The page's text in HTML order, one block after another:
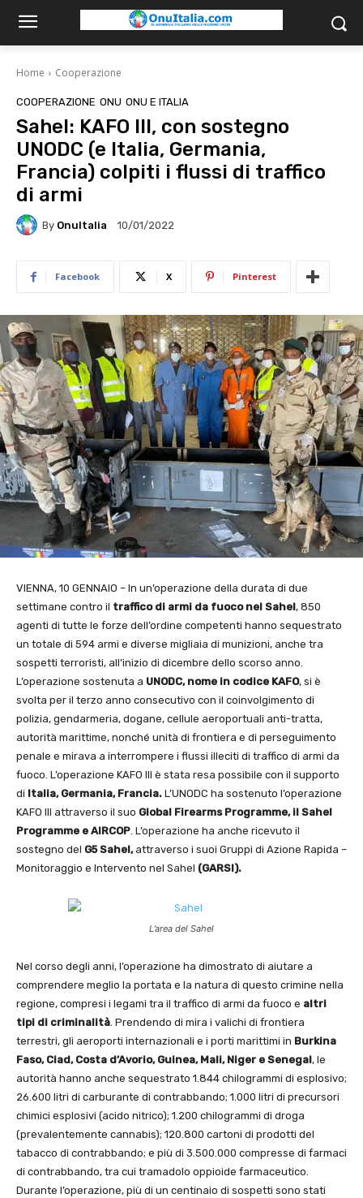
Home Cooperazione
COOPERAZIONE ONU ONU E ITALIA
Sahel: KAFO III, con sostegno
UNODC (e Italia, Germania,
Francia) colpiti i flussi di traffico
di armi
By OnuItalia 10/01/2022
Facebook X Pinterest
VIENNA, 10 GENNAIO – In un’operazione della durata di due
settimane contro il traffico di armi da fuoco nel Sahel, 850
agenti di tutte le forze dell’ordine competenti hanno sequestrato
un totale di 594 armi e diverse migliaia di munizioni, anche tra
sospetti terroristi, all’inizio di dicembre dello scorso anno.
L’operazione sostenuta a UNODC, nome in codice KAFO, si è
svolta per il terzo anno consecutivo con il coinvolgimento di
polizia, gendarmeria, dogane, cellule aeroportuali anti-tratta,
autorità marittime, nonché unità di frontiera e di perseguimento
penale e mirava a interrompere i flussi illeciti di traffico di armi da
fuoco. L’operazione KAFO III è stata resa possibile con il supporto
di Italia, Germania, Francia. L’UNODC ha sostenuto l’operazione
KAFO III attraverso il suo Global Firearms Programme, il Sahel
Programme e AIRCOP. L’operazione ha anche ricevuto il
sostegno del G5 Sahel,attraverso i suoi Gruppi di Azione Rapida –
Monitoraggio e Intervento nel Sahel (GARSI).
L’area del Sahel
Nel corso degli anni, l’operazione ha dimostrato di aiutare a
comprendere meglio la portata e la natura di questo crimine nella
regione, compresi i legami tra il traffico di armi da fuoco e altri
tipi di criminalità. Prendendo di mira i valichi di frontiera
terrestri, gli aeroporti internazionali e i porti marittimi in Burkina
Faso, Ciad, Costa d’Avorio, Guinea, Mali, Niger e Senegal, le
autorità hanno anche sequestrato 1.844 chilogrammi di esplosivo;
26.600 litri di carburante di contrabbando; 1.000 litri di precursori
chimici esplosivi (acido nitrico); 1.200 chilogrammi di droga
(prevalentemente cannabis); 120.800 cartoni di prodotti del
tabacco di contrabbando; e più di 3.500.000 compresse di farmaci
di contrabbando, tra cui tramadolo oppioide farmaceutico.
Durante l’operazione, più di un centinaio di sospetti sono stati